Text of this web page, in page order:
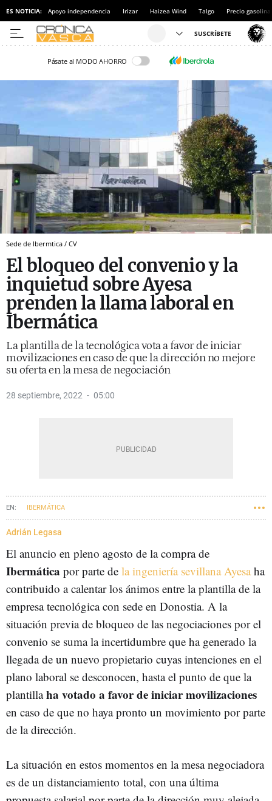
ES NOTICIA: Apoyo independencia Irizar Haizea Wind Talgo Precio gasolina
Pásate al MODO AHORRO
Sede de Ibermtica / CV
El bloqueo del convenio y la
inquietud sobre Ayesa
prenden la llama laboral en
Ibermática
La plantilla de la tecnológica vota a favor de iniciar
movilizaciones en caso de que la dirección no mejore
su oferta en la mesa de negociación
28 septiembre, 2022 05:00
IBERMÁTICA
Adrián Legasa
El anuncio en pleno agosto de la compra de
Ibermática por parte de la ingeniería sevillana Ayesaha
contribuido a calentar los ánimos entre la plantilla de la
empresa tecnológica con sede en Donostia. A la
situación previa de bloqueo de las negociaciones por el
convenio se suma la incertidumbre que ha generado la
llegada de un nuevo propietario cuyas intenciones en el
plano laboral se desconocen, hasta el punto de que la
plantillaha votado a favor de iniciar movilizaciones
en caso de que no haya pronto un movimiento por parte
de la dirección.
La situación en estos momentos en la mesa negociadora
es de un distanciamiento total, con una última